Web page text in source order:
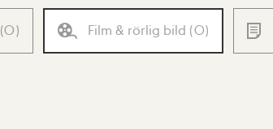
(0) Film & rörlig bild (0)